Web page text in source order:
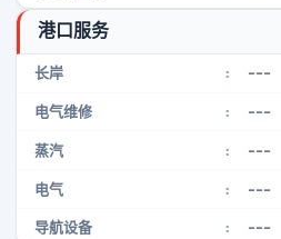
港口服务
长岸 : ---
电气维修 : ---
蒸汽 : ---
电气 : ---
导航设备 : ---